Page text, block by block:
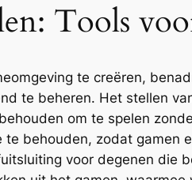
Tools
te creëren,
te beheren. Het stellen
om te spelen
te behouden, zodat gamen
voor degenen die